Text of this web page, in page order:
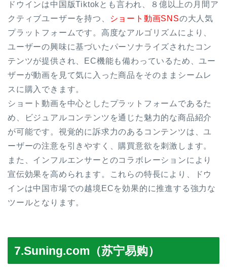
ドウインは中国版Tiktokとも言われ、８億以上の月間ア
クティブユーザーを持つ、
ショート動画SNSの大人気
プラットフォームです。高度なアルゴリズムにより、
ユーザーの興味に基づいたパーソナライズされたコン
テンツが提供され、EC機能も備わっているため、ユー
ザーが動画を見て気に入った商品をそのままシームレ
スに購入できます。
ショート動画を中心としたプラットフォームであるた
め、ビジュアルコンテンツを通じた魅力的な商品紹介
が可能です。視覚的に訴求力のあるコンテンツは、ユ
ーザーの注意を引きやすく、購買意欲を刺激します。
また、インフルエンサーとのコラボレーションにより
宣伝効果を高められます。これらの特長により、ドウ
インは中国市場での越境ECを効果的に推進する強力な
ツールとなります。
7.Suning.com（苏宁易购）